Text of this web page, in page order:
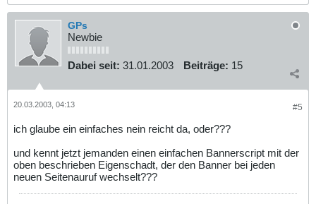
GPs
Newbie
Dabei seit: 31.01.2003 Beiträge: 15
#5
20.03.2003, 04:13
ich glaube ein einfaches nein reicht da, oder???
und kennt jetzt jemanden einen einfachen Bannerscript mit der
oben beschrieben Eigenschadt, der den Banner bei jeden
neuen Seitenauruf wechselt???